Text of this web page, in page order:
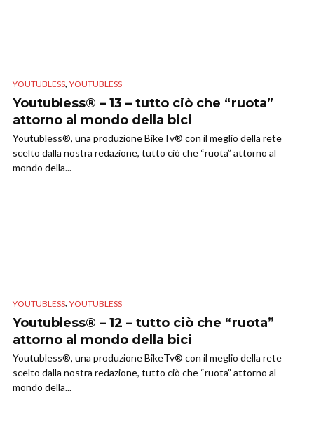
YOUTUBLESS, YOUTUBLESS
Youtubless® – 13 – tutto ciò che “ruota”
attorno al mondo della bici
Youtubless®, una produzione BikeTv® con il meglio della rete
scelto dalla nostra redazione, tutto ciò che “ruota” attorno al
mondo della...
YOUTUBLESS, YOUTUBLESS
Youtubless® – 12 – tutto ciò che “ruota”
attorno al mondo della bici
Youtubless®, una produzione BikeTv® con il meglio della rete
scelto dalla nostra redazione, tutto ciò che “ruota” attorno al
mondo della...